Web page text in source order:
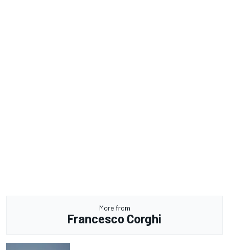
More from
Francesco Corghi